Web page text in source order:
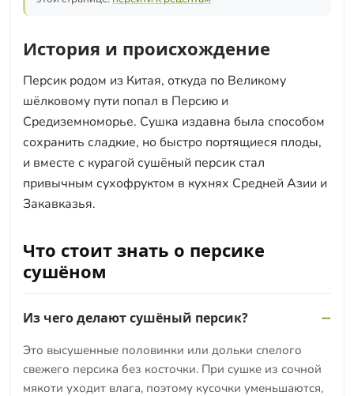
История и происхождение
Персик родом из Китая, откуда по Великому
шёлковому пути попал в Персию и
Средиземноморье. Сушка издавна была способом
сохранить сладкие, но быстро портящиеся плоды,
и вместе с курагой сушёный персик стал
привычным сухофруктом в кухнях Средней Азии и
Закавказья.
Что стоит знать о персике
сушёном
Из чего делают сушёный персик?
Это высушенные половинки или дольки спелого
свежего персика без косточки. При сушке из сочной
мякоти уходит влага, поэтому кусочки уменьшаются,